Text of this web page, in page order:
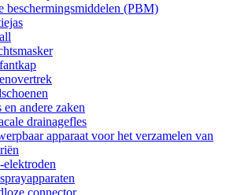
beschermingsmiddelen (PBM)
en andere zaken
drainagefles
apparaat voor het verzamelen van
connector